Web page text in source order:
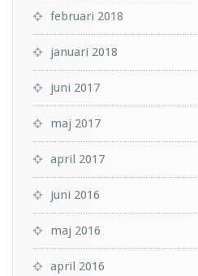
februari 2018
januari 2018
juni 2017
maj 2017
april 2017
juni 2016
maj 2016
april 2016